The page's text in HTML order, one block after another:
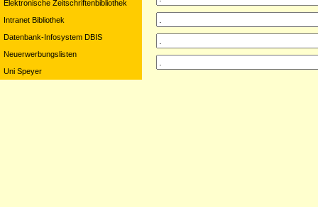
Elektronische Zeitschriftenbibliothek
Intranet Bibliothek
Datenbank-Infosystem DBIS
Neuerwerbungslisten
Uni Speyer